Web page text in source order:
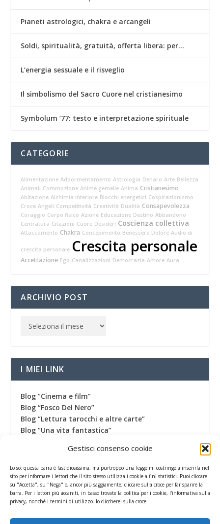
Gestisci consenso cookie
Lo so: questa barra è fastidiosissima, ma purtroppo una legge mi costringe a inserirla nel
sito per informare i lettori che il sito stesso utilizza i cookie a fini statistici. Puoi cliccare
su "Accetta", su "Nega" o, ancor più saggiamente, cliccare sulla croce per far sparire la
barra. Per i lettori più accaniti, in basso trovate la politica per i cookie, l'informativa sulla
privacy, nonché i termini di utilizzo. Io cliccherei sulla croce.
Pianeti astrologici, chakra e arcangeli
Soldi, spiritualità, gratuità, offerta libera: per…
L’energia sessuale e il risveglio
Il simbolismo del Sacro Cuore nel cristianesimo
Symbolum ‘77: testo e interpretazione spirituale
CATEGORIE
Alimentazione Addormentamento Astrologia Denaro Arte Bellezza
Animali Commozione Anime gemelle Anima Cristianesimo
Abitazione Alchimia interiore Blocchi energetici Cospirazionismo
Croce Angeli Competitività Creatività Dualità Consapevolezza
Coraggio Corpo fisico Azione Educazione Destino Abbandono
Centratura Citazioni Cuore Desideri Coscienza collettiva
Attaccamento Chakra Concepimento Benessere Dolore Audio di
crescita personale Crescita personale
Accettazione Ego Canalizzazioni Democrazia Amore Aura
ARCHIVIO POST
I MIEI LINK
Blog “Cinema e film”
Blog “Fosco Del Nero”
Blog “Lettura tarocchi e altre carte”
Blog “Una vita fantastica”
Canale Telegram
Gruppo Facebook
Pagina Facebook
Profilo Twitter
Termini di utilizzo